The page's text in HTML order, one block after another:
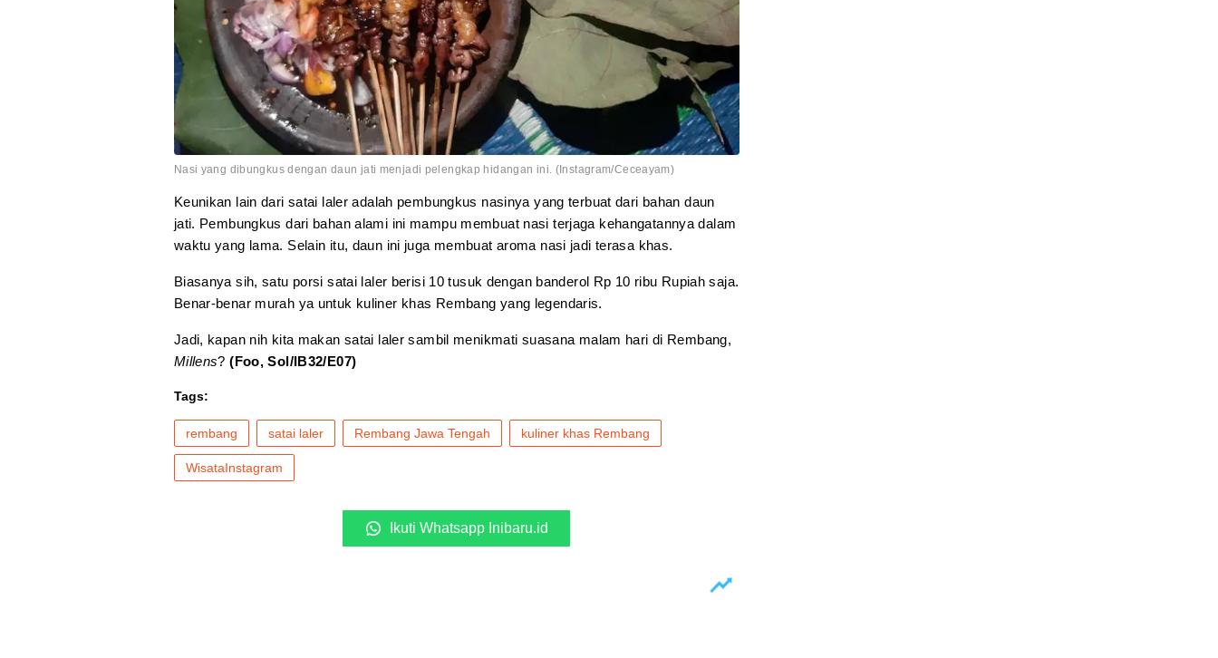
Nasi yang dibungkus dengan daun jati menjadi pelengkap hidangan ini. (Instagram/Ceceayam)
Keunikan lain dari satai laler adalah pembungkus nasinya yang terbuat dari bahan daun
jati. Pembungkus dari bahan alami ini mampu membuat nasi terjaga kehangatannya dalam
waktu yang lama. Selain itu, daun ini juga membuat aroma nasi jadi terasa khas.
Biasanya sih, satu porsi satai laler berisi 10 tusuk dengan banderol Rp 10 ribu Rupiah saja.
Benar-benar murah ya untuk kuliner khas Rembang yang legendaris.
Jadi, kapan nih kita makan satai laler sambil menikmati suasana malam hari di Rembang,
Millens?(Foo, Sol/IB32/E07)
Tags:
rembang satai laler Rembang Jawa Tengah kuliner khas Rembang
WisataInstagram
Ikuti Whatsapp Inibaru.id